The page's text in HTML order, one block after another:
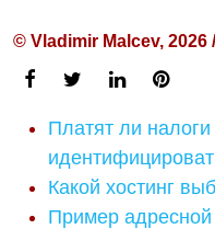
© Vladimir Malcev, 2026
Платят ли налоги
Какой хостинг
Пример